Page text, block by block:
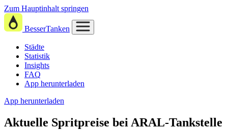
Zum Hauptinhalt springen
BesserTanken
Städte
Statistik
Insights
FAQ
App herunterladen
App herunterladen
Aktuelle Spritpreise bei ARAL-Tankstelle